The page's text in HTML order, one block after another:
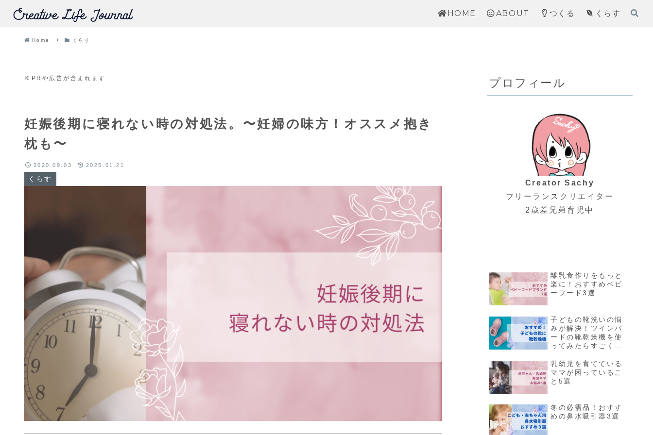
HOME ABOUT つくる くらす
Home くらす
妊娠後期に寝れない時の対処法。〜妊婦の味方！オススメ抱き
枕も〜
くらす
2020.09.03 2025.01.21
※PRや広告が含まれます プロフィール
Creator Sachy
フリーランスクリエイター
2歳差兄弟育児中
離乳食作りをもっと
楽に！おすすめベビ
ーフード3選
子どもの靴洗いの悩
みが解決！ツインバ
ードの靴乾燥機を使
ってみたらすごく便
乳幼児を育てている
ママが困っているこ
と5選
冬の必需品！おすす
めの鼻水吸引器3選